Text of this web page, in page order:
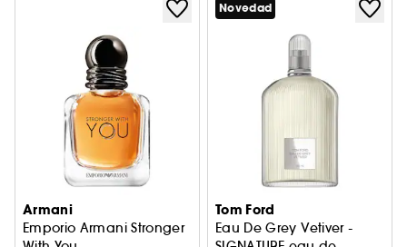
Armani
Emporio Armani Stronger
Novedad
Tom Ford
Eau De Grey Vetiver -